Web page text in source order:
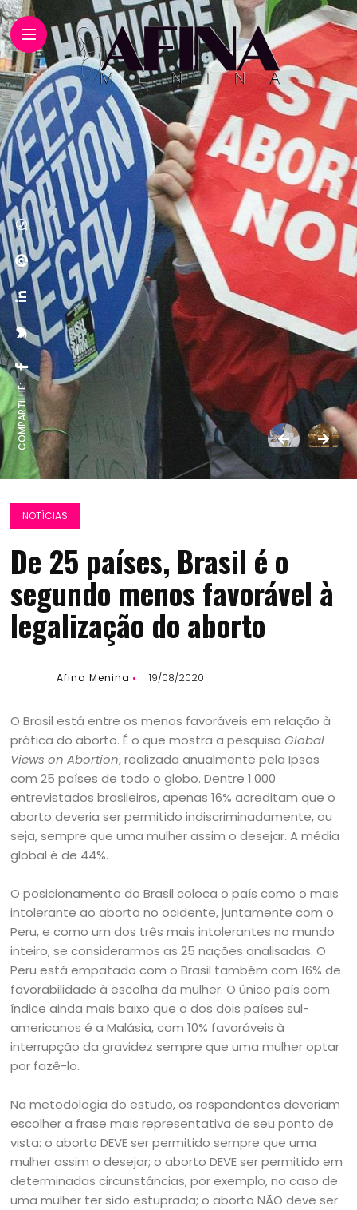
COMPARTILHE:
NOTÍCIAS
De 25 países, Brasil é o
segundo menos favorável à
legalização do aborto
Afina Menina 19/08/2020
O Brasil está entre os menos favoráveis em relação à
prática do aborto. É o que mostra a pesquisaGlobal
Views on Abortion, realizada anualmente pela Ipsos
com 25 países de todo o globo. Dentre 1.000
entrevistados brasileiros, apenas 16% acreditam que o
aborto deveria ser permitido indiscriminadamente, ou
seja, sempre que uma mulher assim o desejar. A média
global é de 44%.
O posicionamento do Brasil coloca o país como o mais
intolerante ao aborto no ocidente, juntamente com o
Peru, e como um dos três mais intolerantes no mundo
inteiro, se considerarmos as 25 nações analisadas. O
Peru está empatado com o Brasil também com 16% de
favorabilidade à escolha da mulher. O único país com
índice ainda mais baixo que o dos dois países sul-
americanos é a Malásia, com 10% favoráveis à
interrupção da gravidez sempre que uma mulher optar
por fazê-lo.
Na metodologia do estudo, os respondentes deveriam
escolher a frase mais representativa de seu ponto de
vista: o aborto DEVE ser permitido sempre que uma
mulher assim o desejar; o aborto DEVE ser permitido em
determinadas circunstâncias, por exemplo, no caso de
uma mulher ter sido estuprada; o aborto NÃO deve ser